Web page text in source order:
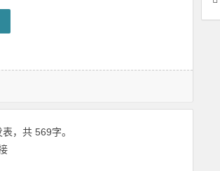
，共 569字。